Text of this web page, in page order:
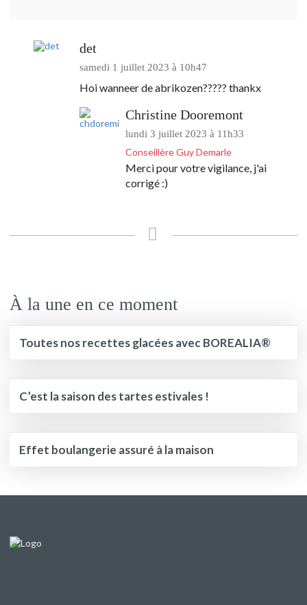
det
samedi 1 juillet 2023 à 10h47
Hoi wanneer de abrikozen????? thankx
Christine Dooremont
lundi 3 juillet 2023 à 11h33
Conseillère Guy Demarle
Merci pour votre vigilance, j'ai
corrigé :)
À la une en ce moment
Toutes nos recettes glacées avec BOREALIA®
C’est la saison des tartes estivales !
Effet boulangerie assuré à la maison